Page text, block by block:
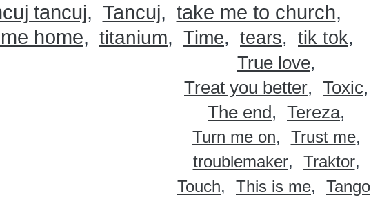
tancuj
Tancuj
take me to church
home
titanium Time tears tik tok
True love
Treat you better
Toxic
The end
Tereza
Turn me on
Trust me
troublemaker
Traktor
Touch
This is me
Tango